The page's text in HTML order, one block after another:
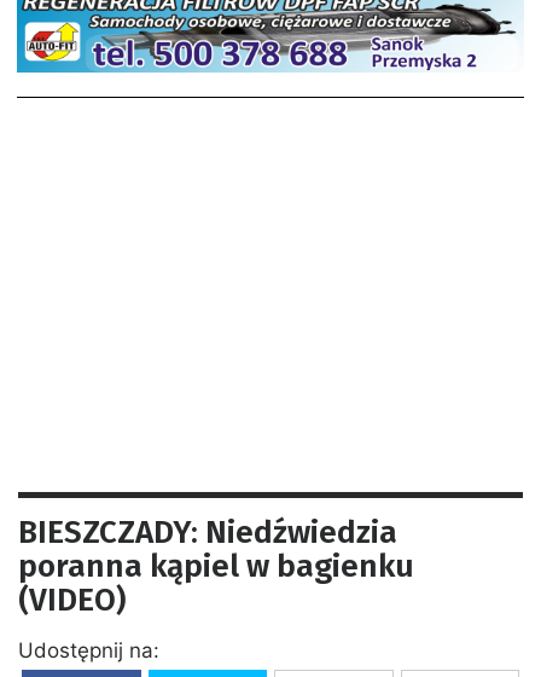
BIESZCZADY: Niedźwiedzia
poranna kąpiel w bagienku
(VIDEO)
Udostępnij na: